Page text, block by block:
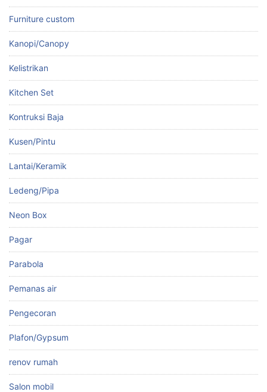
Furniture custom
Kanopi/Canopy
Kelistrikan
Kitchen Set
Kontruksi Baja
Kusen/Pintu
Lantai/Keramik
Ledeng/Pipa
Neon Box
Pagar
Parabola
Pemanas air
Pengecoran
Plafon/Gypsum
renov rumah
Salon mobil